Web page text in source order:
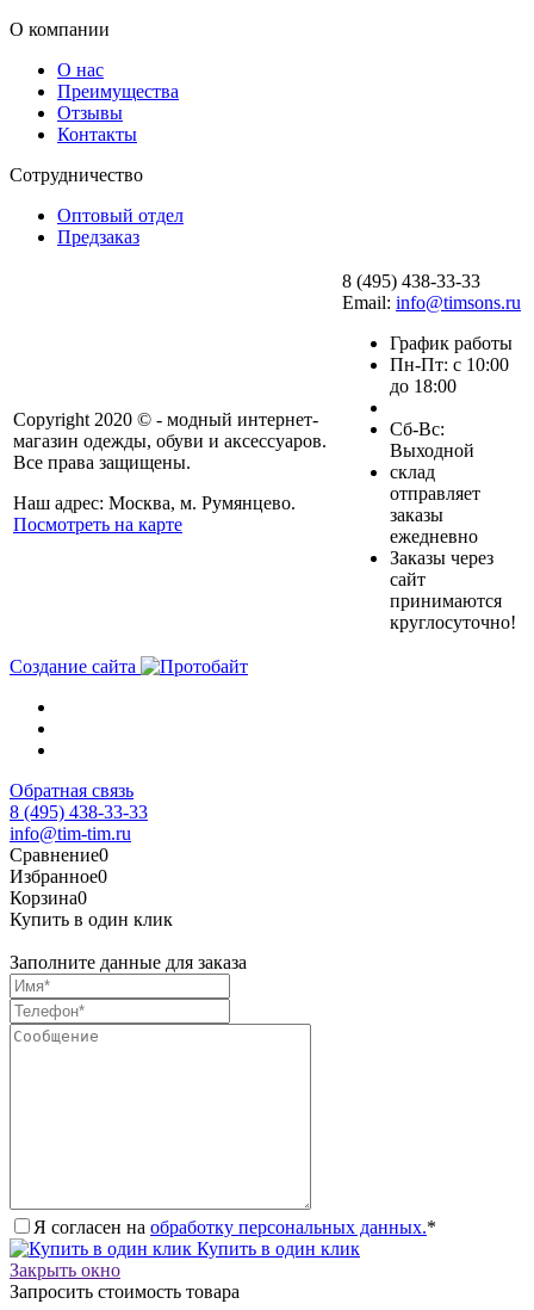
О компании
О нас
Преимущества
Отзывы
Контакты
Сотрудничество
Оптовый отдел
Предзаказ
Copyright 2020 © - модный интернет-
магазин одежды, обуви и аксессуаров.
Все права защищены.
Наш адрес: Москва, м. Румянцево.
Посмотреть на карте
8 (495) 438-33-33
Email: info@timsons.ru
График работы
Пн-Пт: с 10:00
до 18:00
Cб-Вс:
Выходной
склад
отправляет
заказы
ежедневно
Заказы через
сайт
принимаются
круглосуточно!
Создание сайта
Обратная связь
8 (495) 438-33-33
info@tim-tim.ru
Сравнение0
Избранное0
Корзина0
Купить в один клик
Заполните данные для заказа
Я согласен на обработку персональных данных.*
Купить в один клик
Закрыть окно
Запросить стоимость товара